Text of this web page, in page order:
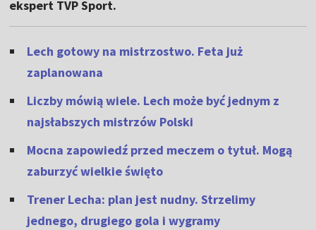
ekspert TVP Sport.
Lech gotowy na mistrzostwo. Feta już
zaplanowana
Liczby mówią wiele. Lech może być jednym z
najsłabszych mistrzów Polski
Mocna zapowiedź przed meczem o tytuł. Mogą
zaburzyć wielkie święto
Trener Lecha: plan jest nudny. Strzelimy
jednego, drugiego gola i wygramy